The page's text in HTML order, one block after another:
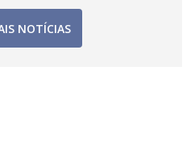
NOTÍCIAS